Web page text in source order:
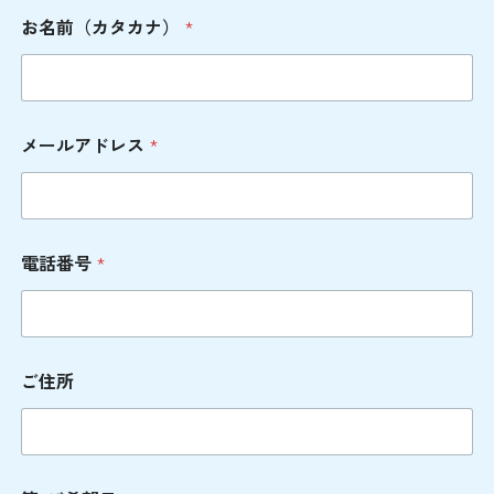
お名前（カタカナ） *
メールアドレス *
電話番号 *
ご住所